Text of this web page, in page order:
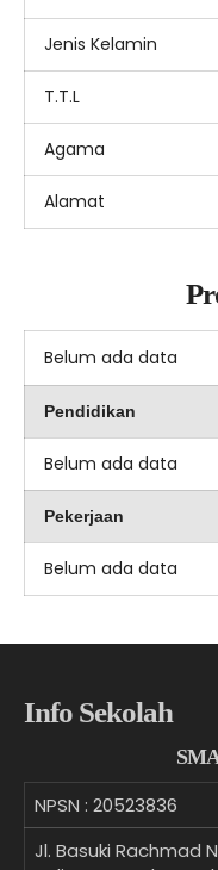
Jenis Kelamin
T.T.L
Agama
Alamat
Belum ada data
Pendidikan
Belum ada data
Pekerjaan
Belum ada data
Info Sekolah
NPSN : 20523836
Jl. Basuki Rachmad